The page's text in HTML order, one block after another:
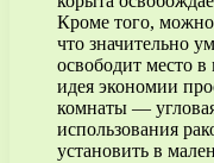
Кроме того, можно
что значительно
освободит место
идея экономии
комнаты —
использования
установить в